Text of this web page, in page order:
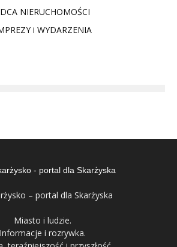
NIERUCHOMOŚCI
i WYDARZENIA
– portal dla Skarżyska
Miasto i ludzie.
Informacje i rozrywka.